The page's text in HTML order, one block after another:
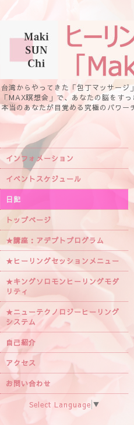
台湾からやってきた「包丁マッサー
「MAX瞑想会」で、あなたの脳をす
本当のあなたが目覚める究極のパワ
インフォメーション
イベントスケジュール
日記
トップページ
★講座：アデプトプログラム
★ヒーリングセッションメニュー
★キングソロモンヒーリングモダ
リティ
★ニューテクノロジーヒーリング
システム
自己紹介
アクセス
お問い合わせ
Select Language ▼